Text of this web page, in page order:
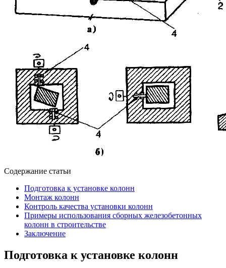
Содержание статьи
Подготовка к установке колонн
Монтаж колонн
Контроль качества установки колонн
Примеры использования сборных железобетонных
колонн в строительстве
Заключение
Подготовка к установке колонн